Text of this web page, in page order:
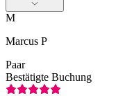
M
Marcus P
Paar
Bestätigte Buchung